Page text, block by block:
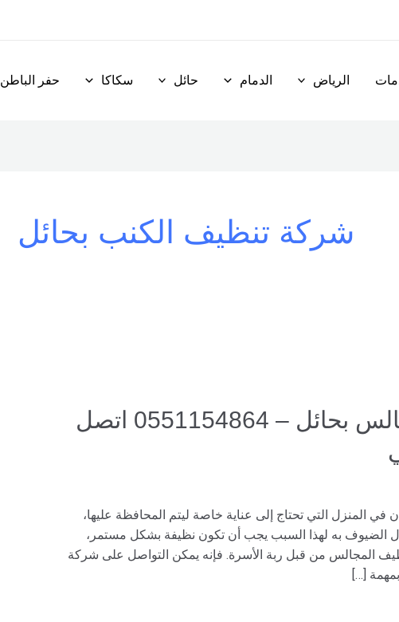
الرياض الدمام حائل سكاكا حفر الباطن
شركة تنظيف الكنب بحائل
شركة تنظيف مجالس بحائل – 0551154864 اتصل
في المنزل التي تحتاج إلى عناية خاصة ليتم المحافظة عليها،
الضيوف به لهذا السبب يجب أن تكون نظيفة بشكل مستمر،
المجالس من قبل ربة الأسرة. فإنه يمكن التواصل على شركة
[…]